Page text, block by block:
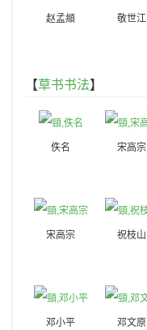
赵孟頫 敬世江
【草书书法】
佚名 宋高宗
宋高宗 祝枝山
邓小平 邓文原